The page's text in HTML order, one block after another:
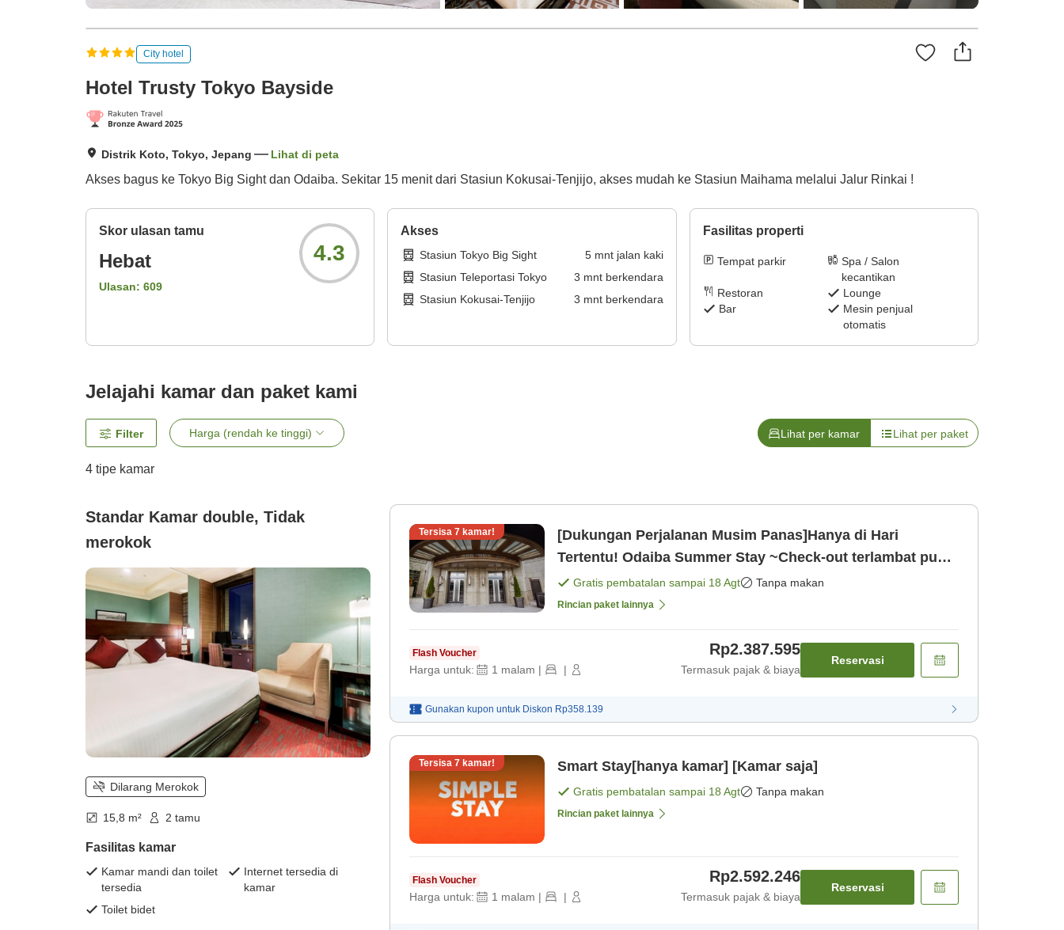
City hotel
Hotel Trusty Tokyo Bayside
Distrik Koto, Tokyo, Jepang Lihat di peta
Akses bagus ke Tokyo Big Sight dan Odaiba. Sekitar 15 menit dari Stasiun Kokusai-Tenjijo, akses mudah ke Stasiun Maihama melalui Jalur Rinkai !
Skor ulasan tamu
Hebat
Ulasan: 609
4.3
Akses
Stasiun Tokyo Big Sight 5mnt jalan kaki
Stasiun Teleportasi Tokyo
3 mnt berkendara
Stasiun Kokusai-Tenjijo
3 mnt berkendara
Fasilitas properti
Tempat parkir
Spa / Salon
kecantikan
Restoran
Lounge
Bar
Mesin penjual
otomatis
Jelajahi kamar dan paket kami
Filter Harga (rendah ke tinggi) Lihat per kamar Lihat per paket
4 tipe kamar
Standar Kamar double, Tidak
merokok
Dilarang Merokok
15,8 m² 2 tamu
Fasilitas kamar
Kamar mandi dan toilet
tersedia
Internet tersedia di
kamar
Toilet bidet
Tersisa 7 kamar!
[Dukungan Perjalanan Musim Panas]Hanya di Hari
Tertentu! Odaiba Summer Stay ~Check-out terlambat pukul
12 & Parkir Gratis untuk 1 [Kamar saja]
Gratis pembatalan sampai 18 Agt Tanpa makan
Rincian paket lainnya
Flash Voucher
Harga untuk: 1 malam | |
Rp2.387.595
Termasuk pajak & biaya
Reservasi
Gunakan kupon untuk Diskon Rp358.139
Tersisa 7 kamar! Smart Stay[hanya kamar] [Kamar saja]
Gratis pembatalan sampai 18 Agt Tanpa makan
Rincian paket lainnya
Flash Voucher
Harga untuk: 1 malam | |
Rp2.592.246
Termasuk pajak & biaya
Reservasi